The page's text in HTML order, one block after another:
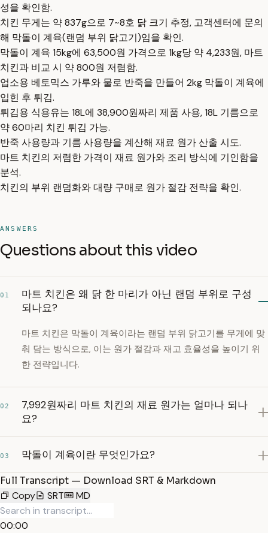
성을 확인함.
치킨 무게는 약 837g으로 7~8호 닭 크기 추정, 고객센터에 문의
해 막돌이 계육(랜덤 부위 닭고기)임을 확인.
막돌이 계육 15kg에 63,500원 가격으로 1kg당 약 4,233원, 마트
치킨과 비교 시 약 800원 저렴함.
업소용 베토믹스 가루와 물로 반죽을 만들어 2kg 막돌이 계육에
입힌 후 튀김.
튀김용 식용유는 18L에 38,900원짜리 제품 사용, 18L 기름으로
약 60마리 치킨 튀김 가능.
반죽 사용량과 기름 사용량을 계산해 재료 원가 산출 시도.
마트 치킨의 저렴한 가격이 재료 원가와 조리 방식에 기인함을
분석.
치킨의 부위 랜덤화와 대량 구매로 원가 절감 전략을 확인.
ANSWERS
Questions about this video
01
마트 치킨은 왜 닭 한 마리가 아닌 랜덤 부위로 구성
되나요?
마트 치킨은 막돌이 계육이라는 랜덤 부위 닭고기를 무게에 맞
춰 담는 방식으로, 이는 원가 절감과 재고 효율성을 높이기 위
한 전략입니다.
02
7,992원짜리 마트 치킨의 재료 원가는 얼마나 되나
요?
03 막돌이 계육이란 무엇인가요?
Full Transcript — Download SRT & Markdown
Copy
SRT MD
00:00